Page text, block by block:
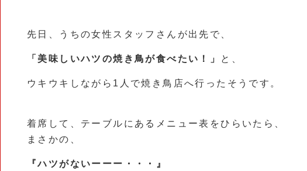
先日、うちの女性スタッフさんが出先で、
「美味しいハツの焼き鳥が食べたい！」 と、
ウキウキしながら1人で焼き鳥店へ行ったそうです。
着席して、テーブルにあるメニュー表をひらいたら、
まさかの、
『ハツがないーーー・・・』